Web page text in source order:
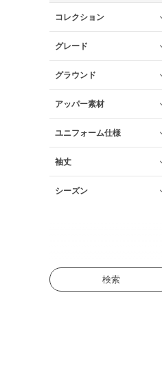
検索
コレクション
グレード
グラウンド
アッパー素材
ユニフォーム仕様
袖丈
シーズン